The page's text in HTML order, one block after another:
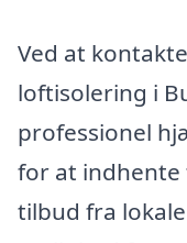
Ved at
loftisolering i
professionel
for at
tilbud fra